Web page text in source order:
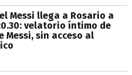
Messi llega a Rosario a
velatorio íntimo de
Messi, sin acceso al